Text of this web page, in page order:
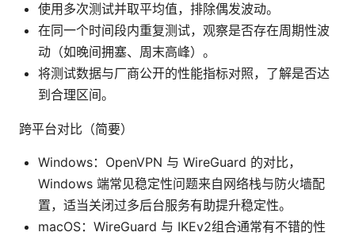
使用多次测试并取平均值，排除偶发波动。
在同一个时间段内重复测试，观察是否存在周期性波
动（如晚间拥塞、周末高峰）。
将测试数据与厂商公开的性能指标对照，了解是否达
到合理区间。
跨平台对比（简要）
Windows：OpenVPN 与 WireGuard 的对比，
Windows 端常见稳定性问题来自网络栈与防火墙配
置，适当关闭过多后台服务有助提升稳定性。
macOS：WireGuard 与 IKEv2组合通常有不错的性